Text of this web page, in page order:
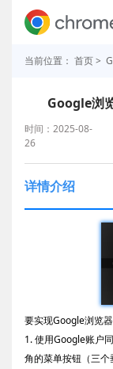
当前位置： 首页>
Google浏
时间：2025-08-
26
详情介绍
要实现Google浏览
1. 使用Google账户
角的菜单按钮（三个